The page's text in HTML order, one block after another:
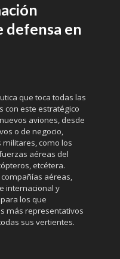
defensa en
que toca todas las
con este estratégico
aviones, desde
o de negocio,
como los
aéreas del
etcétera.
aéreas,
internacional y
los que
más representativos
sus vertientes.